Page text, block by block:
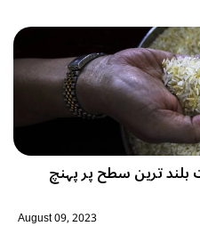
بلند ترین سطح پر پہنچ
August 09, 2023